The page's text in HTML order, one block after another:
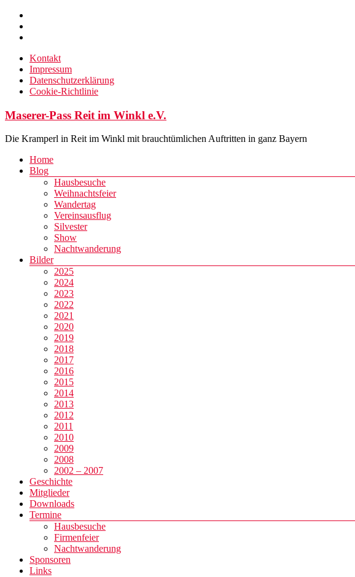
Zum
Inhalt
springen
Kontakt
Impressum
Datenschutzerklärung
Cookie-Richtlinie
Maserer-Pass Reit im Winkl e.V.
Die Kramperl in Reit im Winkl mit brauchtümlichen Auftritten in ganz Bayern
Menü
Home
Blog
Hausbesuche
Weihnachtsfeier
Wandertag
Vereinsausflug
Silvester
Show
Nachtwanderung
Bilder
2025
2024
2023
2022
2021
2020
2019
2018
2017
2016
2015
2014
2013
2012
2011
2010
2009
2008
2002 – 2007
Geschichte
Mitglieder
Downloads
Termine
Hausbesuche
Firmenfeier
Nachtwanderung
Sponsoren
Links